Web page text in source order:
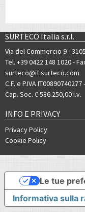
SURTECO Italia s.r.l.
Via del Commercio 9 -
Tel. +39 0422 148 1020-
surteco@it.surteco.com
C.F. e P.IVA IT00890740277
Cap. Soc. € 586.250,00 i.v.
INFO E PRIVACY
Privacy Policy
Cookie Policy
Informativa sulla
Le tue